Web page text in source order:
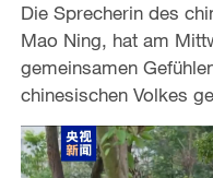
Die Sprecherin des
Mao Ning, hat am
gemeinsamen
chinesischen Volkes